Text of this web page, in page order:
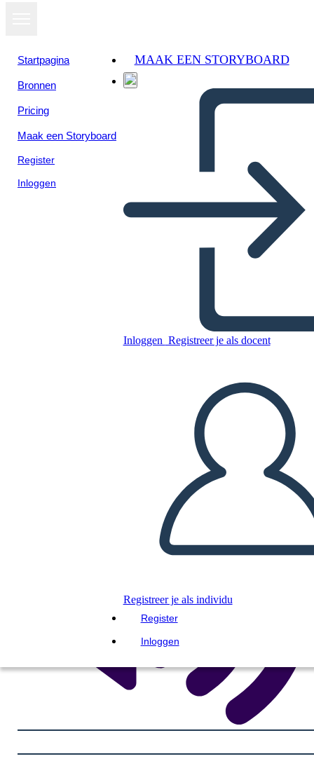
Startpagina
Bronnen
Pricing
Maak een Storyboard
Register
Inloggen
MAAK EEN STORYBOARD
Inloggen Registreer je als docent
Registreer je als individu
Register
Inloggen
los oceanos
MAAK EEN STORYBOARD
DIAVOORSTELLING AFSPELEN
LEES MIJ VOOR
Bekijk als
diavoorstelling